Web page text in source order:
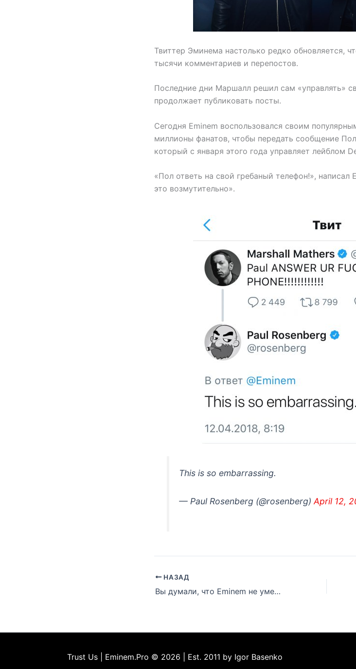
Твиттер Эминема настолько редко обновляется,
тысячи комментариев и перепостов.
Последние дни Маршалл решил сам «управлять»
продолжает публиковать посты.
Сегодня Eminem воспользовался своим
миллионы фанатов, чтобы передать сообщение
который с января этого года управляет лейблом
«Пол ответь на свой гребаный телефон!», написал
это возмутительно».
This is so embarrassing.
— Paul Rosenberg (@rosenberg)April 12,
НАЗАД
Вы думали, что Eminem не умеет пользоваться Twitter’ом?
Trust Us | Eminem.Pro © 2026 | Est. 2011 by Igor Basenko